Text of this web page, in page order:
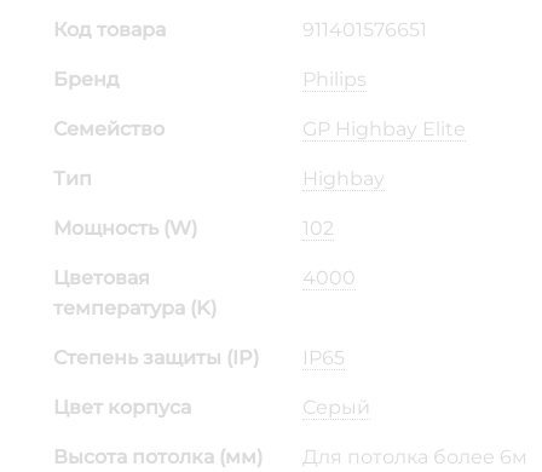
Код товара 911401576651
Бренд Philips
Семейство GP Highbay Elite
Тип Highbay
Мощность (W) 102
Цветовая
температура (K)
4000
Степень защиты (IP) IP65
Цвет корпуса Серый
Высота потолка (мм) Для потолка более 6м